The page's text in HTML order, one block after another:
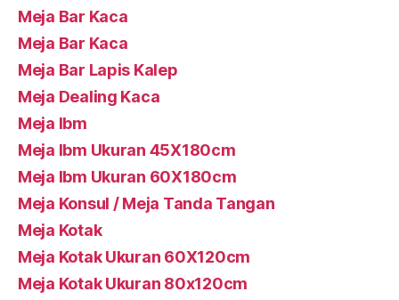
Meja Bar Kaca
Meja Bar Kaca
Meja Bar Lapis Kalep
Meja Dealing Kaca
Meja Ibm
Meja Ibm Ukuran 45X180cm
Meja Ibm Ukuran 60X180cm
Meja Konsul / Meja Tanda Tangan
Meja Kotak
Meja Kotak Ukuran 60X120cm
Meja Kotak Ukuran 80x120cm